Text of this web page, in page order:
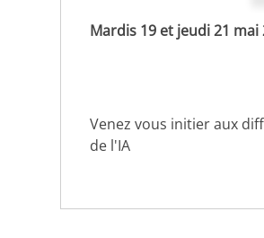
Mardis 19 et jeudi 21 mai
Venez vous initier aux
de l'IA